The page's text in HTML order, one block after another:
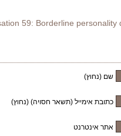
59: Borderline
שם (נחוץ)
כתובת אימייל (תשאר חסויה) (נחוץ)
אתר אינטרנט